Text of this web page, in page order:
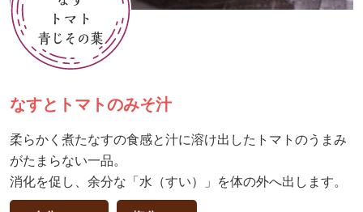
なすとトマトのみそ汁
柔らかく煮たなすの食感と汁に溶け出したトマトのうまみ
がたまらない一品。
消化を促し、余分な「水（すい）」を体の外へ出します。